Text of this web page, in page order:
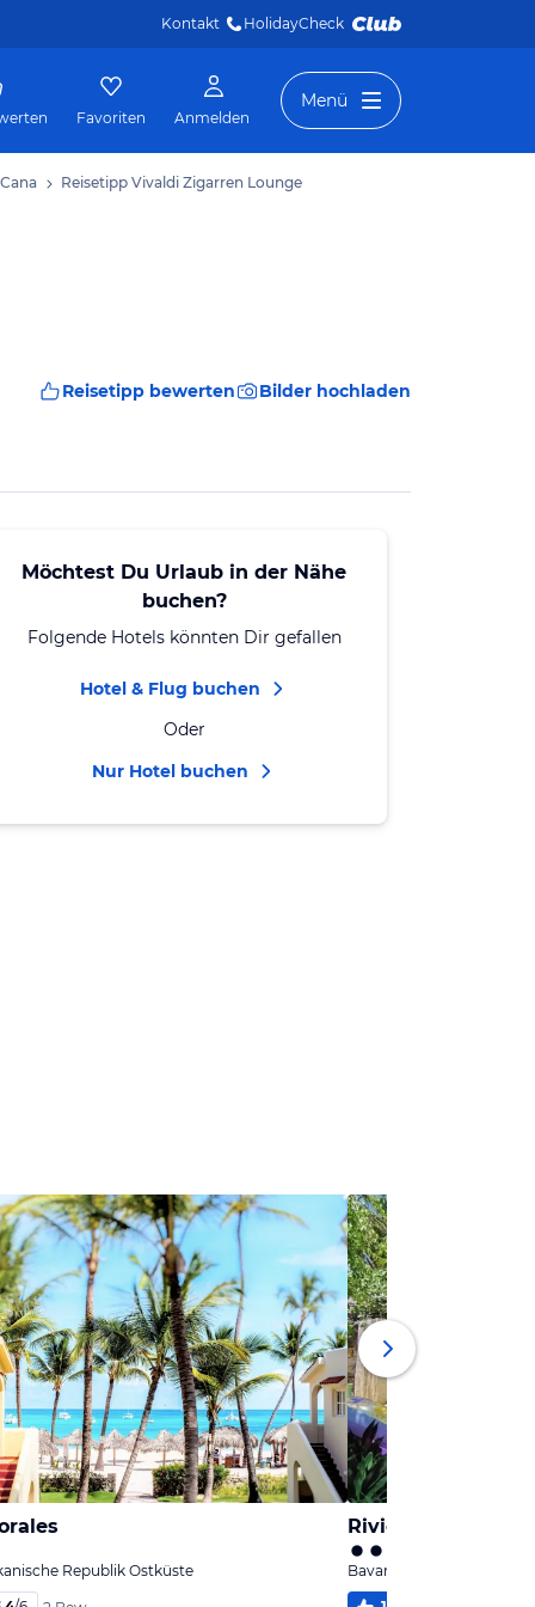
Kontakt HolidayCheck
Favoriten Anmelden
Menü
Reisetipp Vivaldi Zigarren Lounge
Reisetipp bewerten Bilder hochladen
Möchtest Du Urlaub in der Nähe
buchen?
Folgende Hotels könnten Dir gefallen
Hotel & Flug buchen
Oder
Nur Hotel buchen
Republik Ostküste
Riviera Punta
Bavaro, Dominikanische